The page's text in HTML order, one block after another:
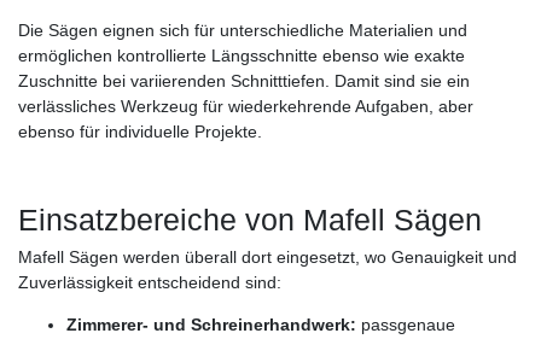
Die Sägen eignen sich für unterschiedliche Materialien und
ermöglichen kontrollierte Längsschnitte ebenso wie exakte
Zuschnitte bei variierenden Schnitttiefen. Damit sind sie ein
verlässliches Werkzeug für wiederkehrende Aufgaben, aber
ebenso für individuelle Projekte.
Einsatzbereiche von Mafell Sägen
Mafell Sägen werden überall dort eingesetzt, wo Genauigkeit und
Zuverlässigkeit entscheidend sind:
Zimmerer- und Schreinerhandwerk: passgenaue